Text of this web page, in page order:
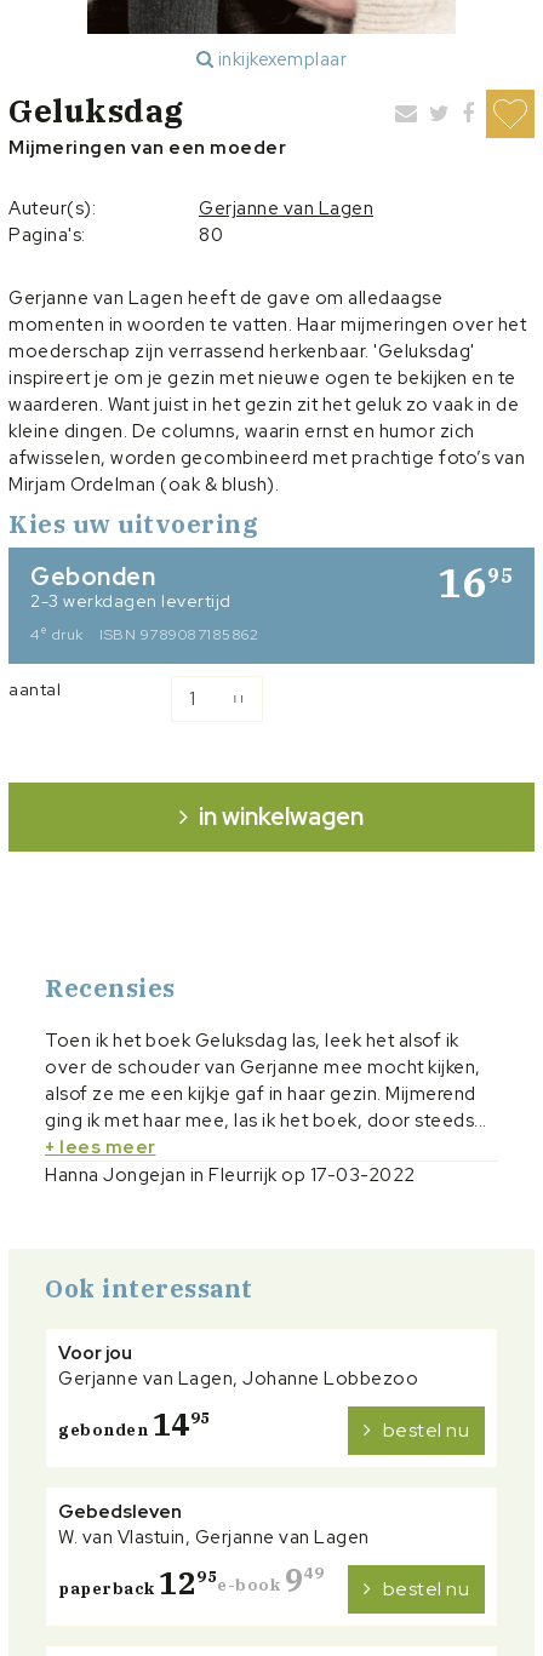
inkijkexemplaar
Geluksdag
Mijmeringen van een moeder
Auteur(s):
Gerjanne van Lagen
Pagina's:
80
Gerjanne van Lagen heeft de gave om alledaagse
momenten in woorden te vatten. Haar mijmeringen over het
moederschap zijn verrassend herkenbaar. 'Geluksdag'
inspireert je om je gezin met nieuwe ogen te bekijken en te
waarderen. Want juist in het gezin zit het geluk zo vaak in de
kleine dingen. De columns, waarin ernst en humor zich
afwisselen, worden gecombineerd met prachtige foto’s van
Mirjam Ordelman (oak & blush).
Kies uw uitvoering
1695
Gebonden
2-3 werkdagen levertijd
4e druk ISBN 9789087185862
aantal
in winkelwagen
Recensies
Toen ik het boek Geluksdag las, leek het alsof ik
over de schouder van Gerjanne mee mocht kijken,
alsof ze me een kijkje gaf in haar gezin. Mijmerend
ging ik met haar mee, las ik het boek, door steeds...
+ lees meer
Hanna Jongejan in Fleurrijk op 17-03-2022
Ook interessant
Voor jou
Gerjanne van Lagen, Johanne Lobbezoo
gebonden 1495 bestel nu
Gebedsleven
W. van Vlastuin, Gerjanne van Lagen
paperback 1295e-book 949
bestel nu